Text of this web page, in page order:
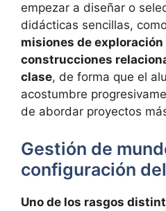
empezar a diseñar o
didácticas sencillas,
misiones de exploración
construcciones
clase, de forma que el
acostumbre
de abordar proyectos
Gestión de
configuración
Uno de los rasgos